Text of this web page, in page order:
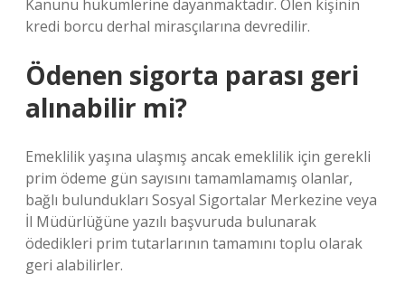
Kanunu hükümlerine dayanmaktadır. Ölen kişinin
kredi borcu derhal mirasçılarına devredilir.
Ödenen sigorta parası geri
alınabilir mi?
Emeklilik yaşına ulaşmış ancak emeklilik için gerekli
prim ödeme gün sayısını tamamlamamış olanlar,
bağlı bulundukları Sosyal Sigortalar Merkezine veya
İl Müdürlüğüne yazılı başvuruda bulunarak
ödedikleri prim tutarlarının tamamını toplu olarak
geri alabilirler.